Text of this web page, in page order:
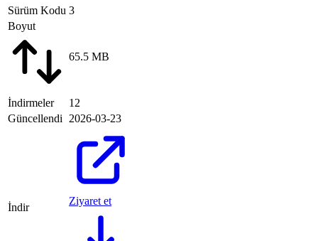
Sürüm Kodu 3
Boyut
65.5 MB
İndirmeler
12
Güncellendi
2026-03-23
İndir
Ziyaret et